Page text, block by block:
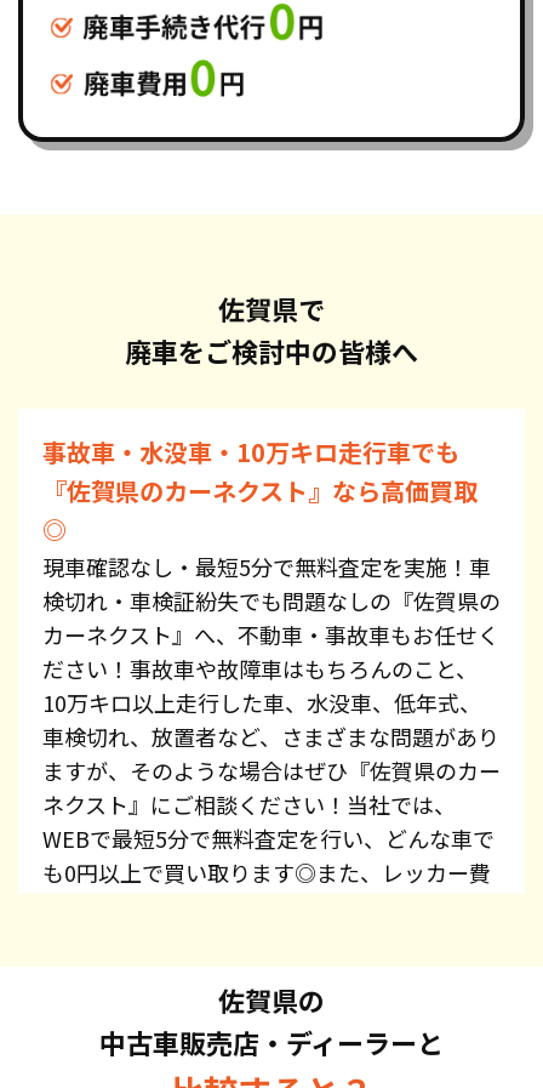
佐賀県で
廃車をご検討中の皆様へ
事故車・水没車・10万キロ走行車でも
『佐賀県のカーネクスト』なら高価買取
◎
現車確認なし・最短5分で無料査定を実施！車
検切れ・車検証紛失でも問題なしの『佐賀県の
カーネクスト』へ、不動車・事故車もお任せく
ださい！事故車や故障車はもちろんのこと、
10万キロ以上走行した車、水没車、低年式、
車検切れ、放置者など、さまざまな問題があり
ますが、そのような場合はぜひ『佐賀県のカー
ネクスト』にご相談ください！当社では、
WEBで最短5分で無料査定を行い、どんな車で
も0円以上で買い取ります◎また、レッカー費
セイ・スカイライン・CX-5・ジムニーなど、車
種を問わずお持ち込みください。また、高価買
取している車種もございますので、お気軽にお
問い合わせください！
佐賀県の
中古車販売店・ディーラーと